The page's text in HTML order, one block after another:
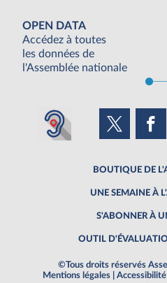
OPEN DATA
Accédez à toutes
les données de
l'Assemblée nationale
BOUTIQUE DE
UNE SEMAINE À
S'ABONNER À
OUTIL
©Tous droits réservés
Mentions légales